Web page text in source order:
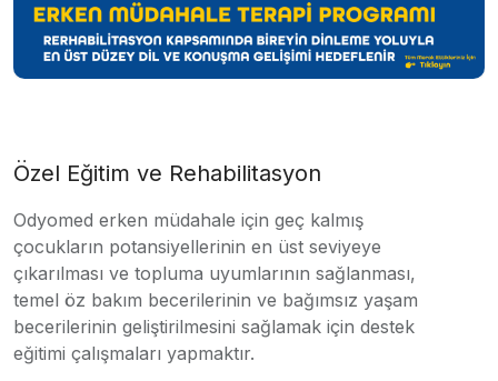
Özel Eğitim ve Rehabilitasyon
Odyomed erken müdahale için geç kalmış
çocukların potansiyellerinin en üst seviyeye
çıkarılması ve topluma uyumlarının sağlanması,
temel öz bakım becerilerinin ve bağımsız yaşam
becerilerinin geliştirilmesini sağlamak için destek
eğitimi çalışmaları yapmaktır.